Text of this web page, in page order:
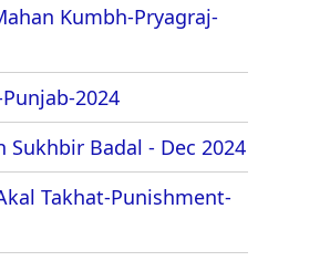
Kumbh-Pryagraj-
2024
Sukhbir Badal - Dec 2024
Takhat-Punishment-